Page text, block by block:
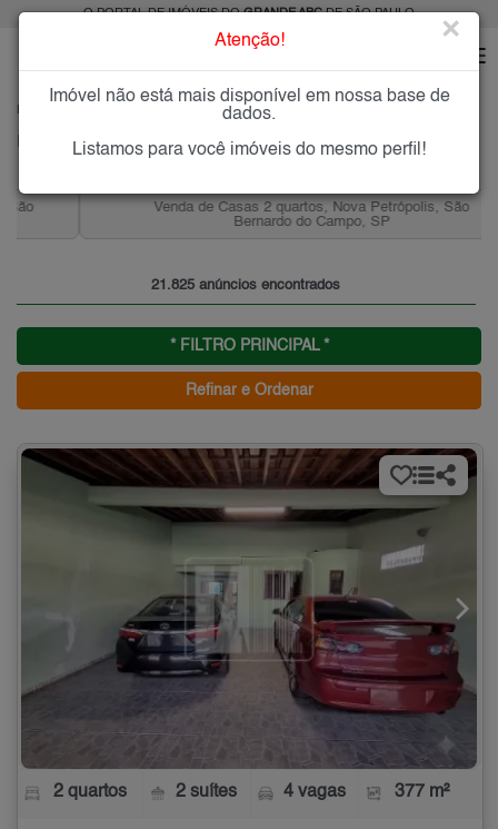
O PORTAL DE IMÓVEIS DOGRANDE ABCDE SÃO PAULO
Imóveis à Venda ou para Alugar no Grande ABC de São Paulo
Venda de Casas 2 quartos, Nova Petrópolis, São
Bernardo do Campo, SP
21.825 anúncios encontrados
* FILTRO PRINCIPAL *
Refinar e Ordenar
2 quartos 2 suítes 4 vagas 377 m²
Atenção! ×
Imóvel não está mais disponível em nossa base de
dados.
Listamos para você imóveis do mesmo perfil!